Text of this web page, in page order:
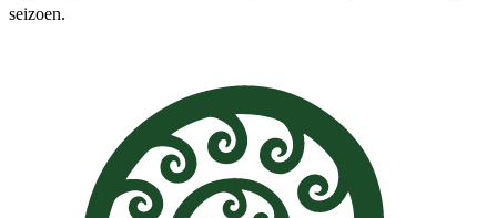
seizoen.